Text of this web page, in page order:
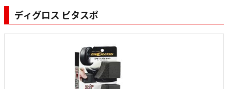
ディグロス ピタスポ